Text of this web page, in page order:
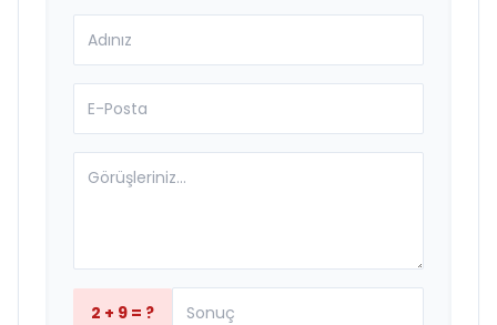
2 + 9 = ?